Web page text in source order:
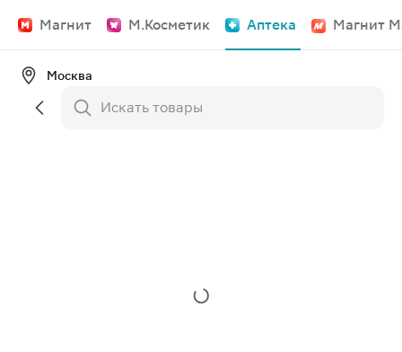
Магнит М.Косметик Аптека Магнит
Москва